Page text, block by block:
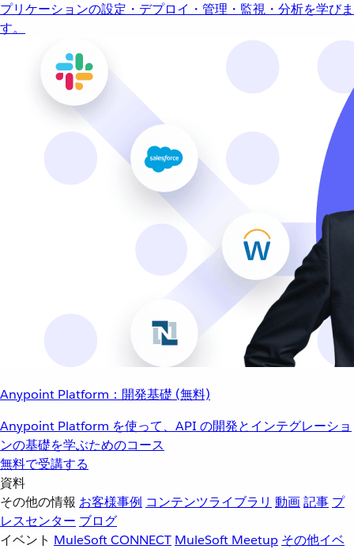
プリケーションの設定・デプロイ・管理・監視・分析を学びま
す。
Anypoint Platform：開発基礎 (無料)
Anypoint Platform を使って、API の開発とインテグレーショ
ンの基礎を学ぶためのコース
無料で受講する
資料
その他の情報 お客様事例 コンテンツライブラリ 動画記事 プ
レスセンター ブログ
イベント MuleSoft CONNECT MuleSoft Meetup その他イベ